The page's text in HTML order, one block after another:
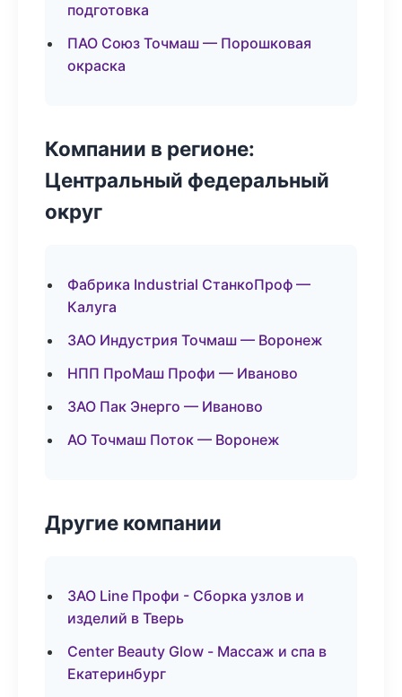
подготовка
ПАО Союз Точмаш — Порошковая
окраска
Компании в регионе:
Центральный федеральный
округ
Фабрика Industrial СтанкоПроф —
Калуга
ЗАО Индустрия Точмаш — Воронеж
НПП ПроМаш Профи — Иваново
ЗАО Пак Энерго — Иваново
АО Точмаш Поток — Воронеж
Другие компании
ЗАО Line Профи - Сборка узлов и
изделий в Тверь
Center Beauty Glow - Массаж и спа в
Екатеринбург